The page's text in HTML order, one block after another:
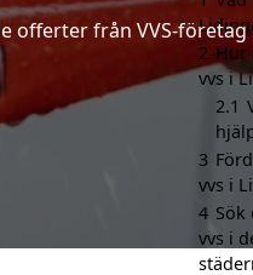
offerter från VVS-företag
2 Hur
vvs i
2.1
3
vvs i
4 Sök
vvs i